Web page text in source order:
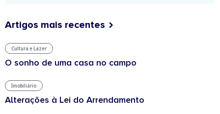
Artigos mais recentes
Cultura e Lazer
O sonho de uma casa no campo
Imobiliário
Alterações à Lei do Arrendamento